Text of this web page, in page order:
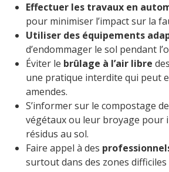
Effectuer les travaux en
pour minimiser l’impact sur la
Utiliser des équipements
d’endommager le sol pendant
Éviter le brûlage à l’air libre
une pratique interdite qui peut
amendes.
S’informer sur le compostage
végétaux ou leur broyage pour
résidus au sol.
Faire appel à des
surtout dans des zones difficiles